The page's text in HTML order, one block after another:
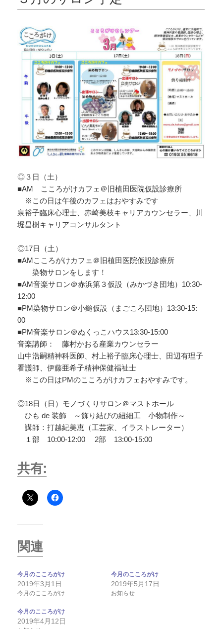
◎３日（土）
■AM こころがけカフェ＠旧植田医院仮設診療所
※この日は午後のカフェはおやすみです
泉裕子臨床心理士、赤崎美枝キャリアカウンセラー、
川
堀昌樹キャリアコンサルタント
◎17日（土）
■AMこころがけカフェ＠旧植田医院仮設診療所
染物サロンをします！
■AM音楽サロン＠赤浜第３仮設（みかづき団地）10:30-
12:00
■PM染物サロン＠小鎚仮設（まごころ団地）13:30-15:
00
■PM音楽サロン＠ぬくっこハウス13:30-15:00
音楽講師： 藤村かおる産業カウンセラー
山中浩嗣精神科医師、村上裕子臨床心理士、田辺有理子
看護師、伊藤亜希子精神保健福祉士
※この日はPMのこころがけカフェおやすみです。
◎18日（日）モノづくりサロン＠マストホール
ひも de 装飾 ～飾り結びの紐細工 小物制作～
講師：打越紀美恵（工芸家、イラストレーター）
１部 10:00-12:00 2部 13:00-15:00
共有:
関連
今月のこころがけ
2019年3月1日
今月のこころがけ
今月のこころがけ
2019年5月17日
お知らせ
今月のこころがけ
2019年4月12日